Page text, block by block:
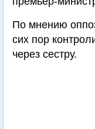
По мнению
сих пор
через сестру.